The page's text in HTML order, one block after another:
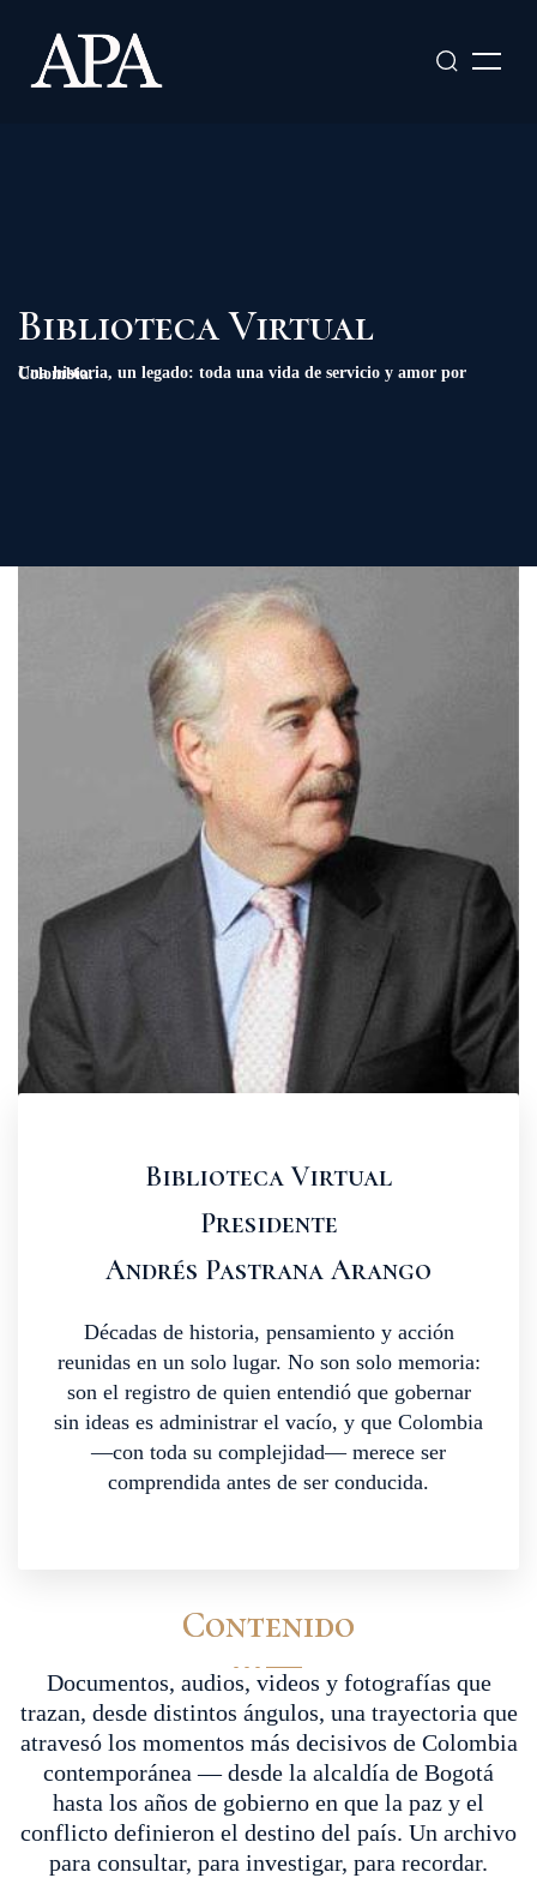
contenido
Biblioteca Virtual
Una historia, un legado: toda una vida de servicio y amor por Colombia.
Biblioteca Virtual
Presidente
Andrés Pastrana Arango
Décadas de historia, pensamiento y acción
reunidas en un solo lugar. No son solo memoria:
son el registro de quien entendió que gobernar
sin ideas es administrar el vacío, y que Colombia
—con toda su complejidad— merece ser
comprendida antes de ser conducida.
Contenido
Documentos, audios, videos y fotografías que
trazan, desde distintos ángulos, una trayectoria que
atravesó los momentos más decisivos de Colombia
contemporánea — desde la alcaldía de Bogotá
hasta los años de gobierno en que la paz y el
conflicto definieron el destino del país. Un archivo
para consultar, para investigar, para recordar.